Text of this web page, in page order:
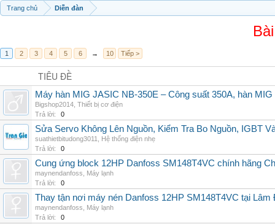
Trang chủ Diễn đàn
1 2 3 4 5 6 → 10 Tiếp >
TIÊU ĐỀ
Máy hàn MIG JASIC NB-350E – Công suất 350A, hàn
Bigshop2014 Thiết bị cơ điện
Trả lời:
0
Sửa Servo Không Lên Nguồn, Kiểm Tra Bo Nguồn, IGBT
suathietbitudong3011
Hệ thống điện nhẹ
Trả lời:
0
Cung ứng block 12HP Danfoss SM148T4VC chính hãng
maynendanfoss
Máy lạnh
Trả lời:
0
Thay tận nơi máy nén Danfoss 12HP SM148T4VC tại
maynendanfoss
Máy lạnh
Trả lời:
0